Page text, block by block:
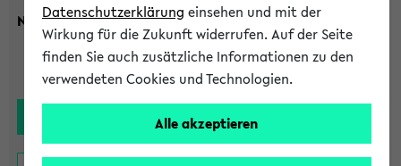
Nachname:
Datenschutzerklärung einsehen und mit der
Wirkung für die Zukunft widerrufen. Auf der Seite
finden Sie auch zusätzliche Informationen zu den
verwendeten Cookies und Technologien.
Alle akzeptieren